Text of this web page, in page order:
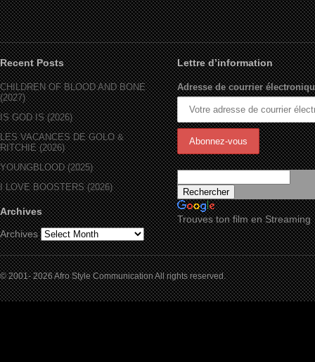
Recent Posts
CHILDREN OF BLOOD AND BONE
(2027)
IS GOD IS (2026)
LES VACANCES DE GOLO &
RITCHIE (2026)
YOUNGBLOOD (2025)
I LOVE BOOSTERS (2026)
Archives
Archives
Lettre d’information
Adresse de courrier
Trouves ton film en Streaming
© 2001- 2026 Afro Style Communication All rights reserved.